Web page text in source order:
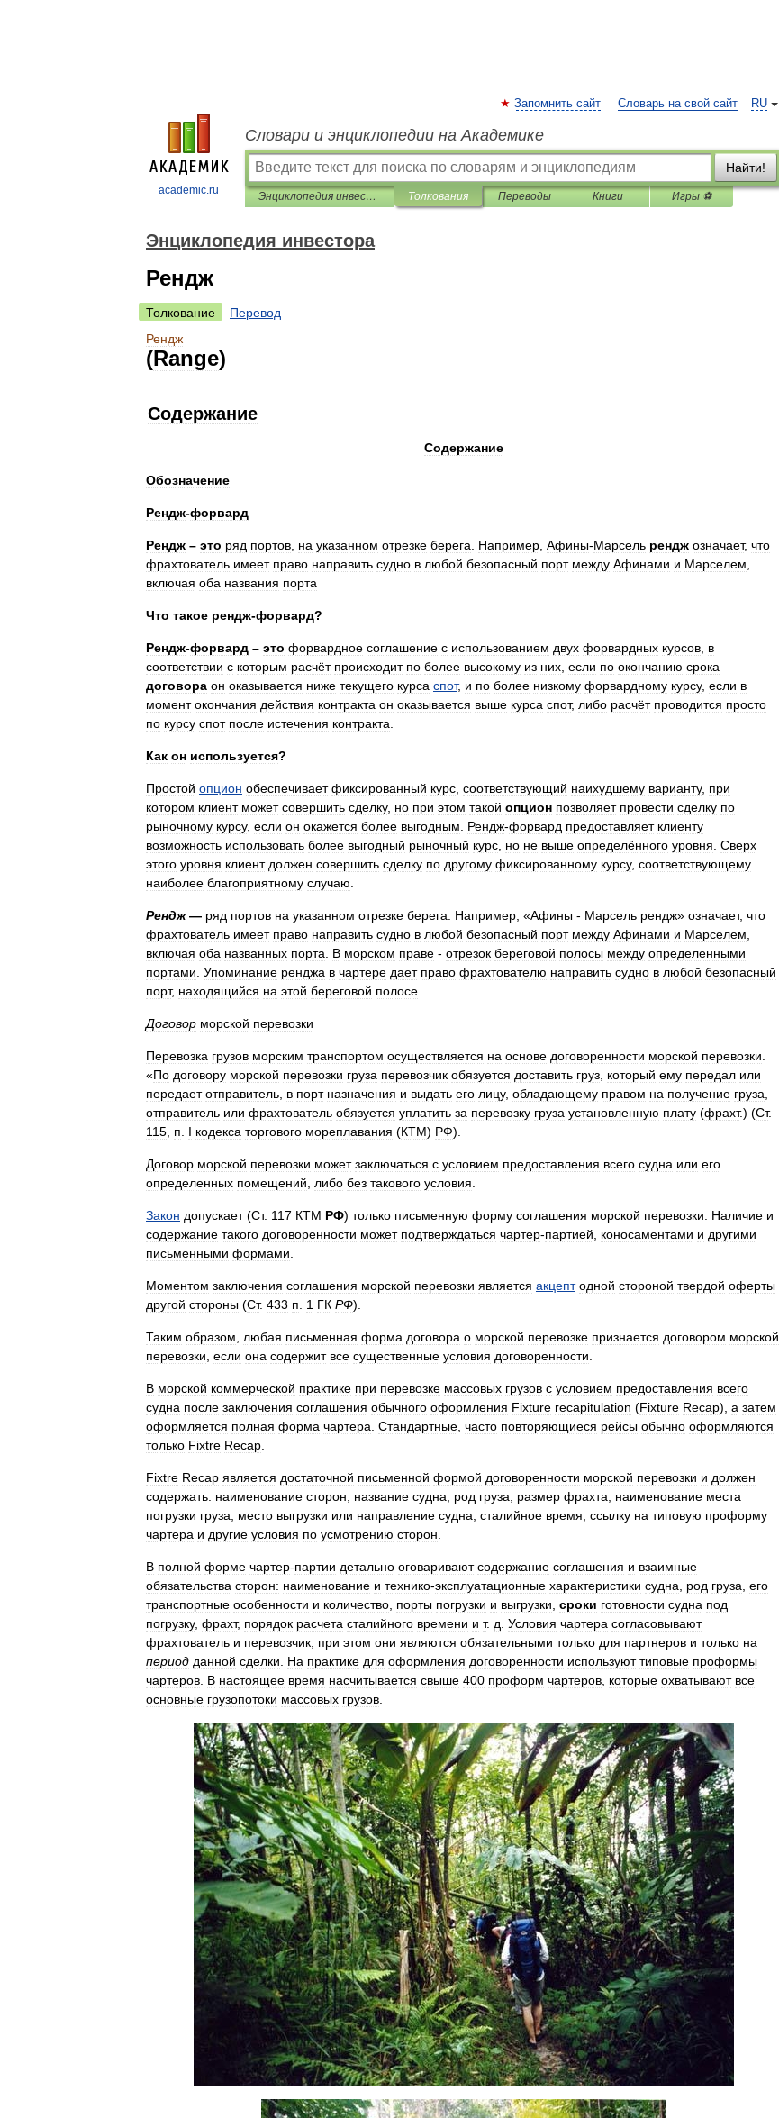
academic.ru
RU
Запомнить сайт Словарь на свой сайт
Словари и энциклопедии на Академике
Найти!
Энциклопедия инвестора Толкования Переводы Книги Игры ⚽
Энциклопедия инвестора
Рендж
Толкование
Перевод
Рендж
(Range)
Содержание
Содержание
Обозначение
Рендж-форвард
Рендж – это ряд портов на указанном отрезке берега Например Афины-Марсель рендж означает, что
фрахтователь имеет право направить судно в любой безопасный порт между Афинами и Марселем
включая оба названия порта
Что такое рендж-форвард?
Рендж-форвард – это форвардное соглашение с использованием двух форвардных курсов в
соответствии с которым расчёт происходит по более высокому из них если по окончанию срока
договора он оказывается ниже текущего курса спот, и по более низкому форвардному курсу, если в
момент окончания действия контракта он оказывается выше курса спот, либо расчёт проводится просто
по курсу спот после истечения контракта
Как он используется?
Простой опцион обеспечивает фиксированный курс соответствующий наихудшему варианту, при
котором клиент может совершить сделку, но при этом такой опцион позволяет провести сделку по
рыночному курсу, если он окажется более выгодным Рендж-форвард предоставляет клиенту
возможность использовать более выгодный рыночный курс но не выше определённого уровня Сверх
этого уровня клиент должен совершить сделку по другому фиксированному курсу, соответствующему
наиболее благоприятному случаю
Рендж— ряд портов на указанном отрезке берега Например , «Афины - Марсель рендж» означает, что
фрахтователь имеет право направить судно в любой безопасный порт между Афинами и Марселем
включая оба названных порта В морском праве - отрезок береговой полосы между определенными
портами Упоминание ренджа в чартере дает право фрахтователю направить судно в любой безопасный
порт, находящийся на этой береговой полосе
Договор морской перевозки
Перевозка грузов морским транспортом осуществляется на основе договоренности морской перевозки
«По договору морской перевозки груза перевозчик обязуется доставить груз который ему передал или
передает отправитель в порт назначения и выдать его лицу, обладающему правом на получение груза
отправитель или фрахтователь обязуется уплатить за перевозку груза установленную плату (фрахт.) (Ст.
115 п I кодекса торгового мореплавания (КТМ) РФ).
Договор морской перевозки может заключаться с условием предоставления всего судна или его
определенных помещений либо без такового условия
Закон допускает(Ст. 117 КТМ РФ) только письменную форму соглашения морской перевозки Наличие и
содержание такого договоренности может подтверждаться чартер-партией коносаментами и другими
письменными формами
Моментом заключения соглашения морской перевозки является акцепт одной стороной твердой оферты
другой стороны (Ст. 433 п 1 ГК РФ).
Таким образом любая письменная форма договора о морской перевозке признается договором морской
перевозки если она содержит все существенные условия договоренности
В морской коммерческой практике при перевозке массовых грузов с условием предоставления всего
судна после заключения соглашения обычного оформления Fixture recapitulation (Fixture Recap), а затем
оформляется полная форма чартера Стандартные часто повторяющиеся рейсы обычно оформляются
только Fixtre Recap
Fixtre Recap является достаточной письменной формой договоренности морской перевозки и должен
содержать: наименование сторон название судна род груза размер фрахта наименование места
погрузки груза место выгрузки или направление судна сталийное время ссылку на типовую проформу
чартера и другие условия по усмотрению сторон
В полной форме чартер-партии детально оговаривают содержание соглашения и взаимные
обязательства сторон: наименование и технико-эксплуатационные характеристики судна род груза его
транспортные особенности и количество порты погрузки и выгрузки сроки готовности судна под
погрузку, фрахт, порядок расчета сталийного времени и т. д Условия чартера согласовывают
фрахтователь и перевозчик при этом они являются обязательными только для партнеров и только на
период данной сделки На практике для оформления договоренности используют типовые проформы
чартеров В настоящее время насчитывается свыше 400 проформ чартеров которые охватывают все
основные грузопотоки массовых грузов